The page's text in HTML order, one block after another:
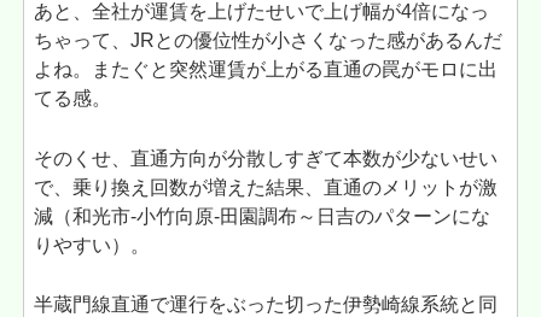
あと、全社が運賃を上げたせいで上げ幅が4倍になっ
ちゃって、JRとの優位性が小さくなった感があるんだ
よね。またぐと突然運賃が上がる直通の罠がモロに出
てる感。
そのくせ、直通方向が分散しすぎて本数が少ないせい
で、乗り換え回数が増えた結果、直通のメリットが激
減（和光市-小竹向原-田園調布～日吉のパターンにな
りやすい）。
半蔵門線直通で運行をぶった切った伊勢崎線系統と同